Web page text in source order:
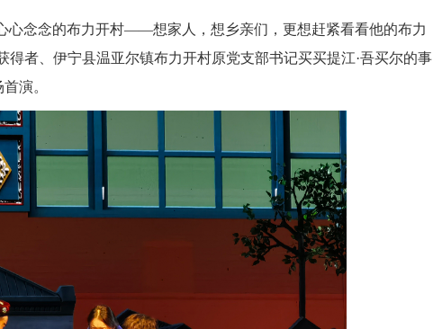
念念的布力开村——想家人，想乡亲们，更想赶紧看看他的布力
者、伊宁县温亚尔镇布力开村原党支部书记买买提江·吾买尔的事
演。